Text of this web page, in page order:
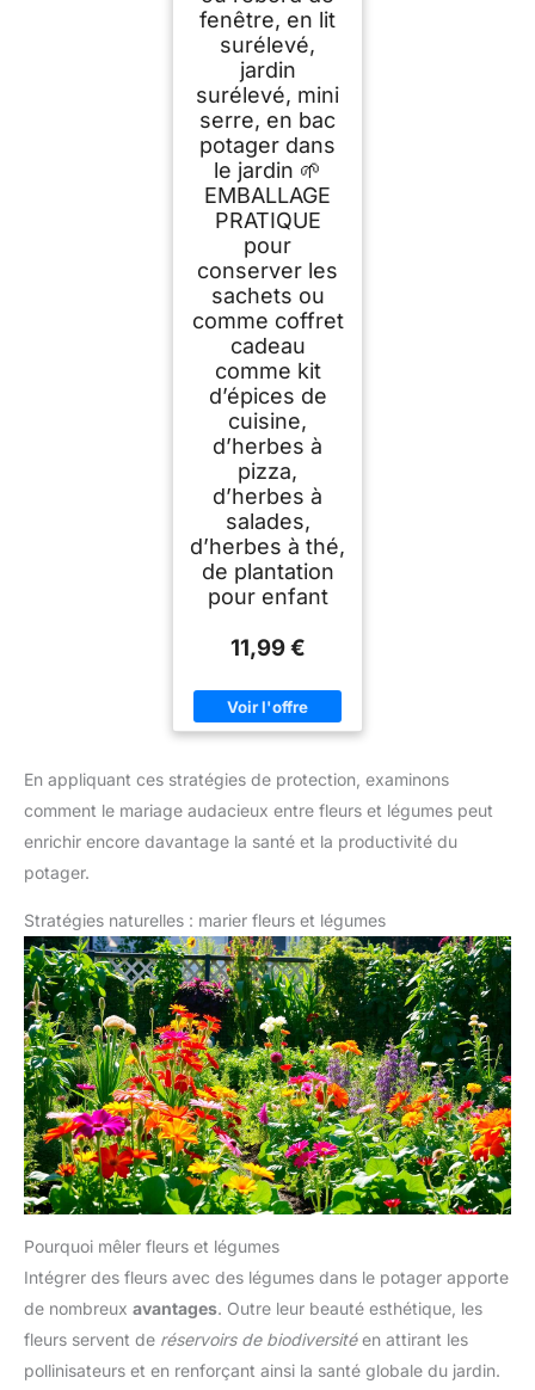
fenêtre, en lit
surélevé,
jardin
surélevé, mini
serre, en bac
potager dans
le jardin 🌱
EMBALLAGE
PRATIQUE
pour
conserver les
sachets ou
comme coffret
cadeau
comme kit
d’épices de
cuisine,
d’herbes à
pizza,
d’herbes à
salades,
d’herbes à thé,
de plantation
pour enfant
11,99 €
En appliquant ces stratégies de protection, examinons
comment le mariage audacieux entre fleurs et légumes peut
enrichir encore davantage la santé et la productivité du
potager.
Stratégies naturelles : marier fleurs et légumes
Pourquoi mêler fleurs et légumes
Intégrer des fleurs avec des légumes dans le potager apporte
de nombreux avantages. Outre leur beauté esthétique, les
fleurs servent de réservoirs de biodiversitéen attirant les
pollinisateurs et en renforçant ainsi la santé globale du jardin.